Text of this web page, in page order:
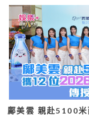
鄺美雲 親赴5100